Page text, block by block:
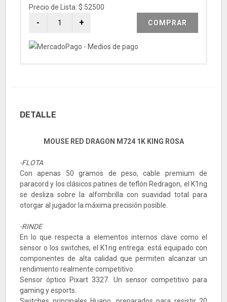
Precio de Lista: $ 52500
COMPRAR
DETALLE
MOUSE RED DRAGON M724 1K KING ROSA
-FLOTA
Con apenas 50 gramos de peso, cable premium de
paracord y los clásicos patines de teflón Redragon, el K1ng
se desliza sobre la alfombrilla con suavidad total para
otorgar al jugador la máxima precisión posible.
-RINDE
En lo que respecta a elementos internos clave como el
sensor o los switches, el K1ng entrega: está equipado con
componentes de alta calidad que permiten alcanzar un
rendimiento realmente competitivo.
Sensor óptico Pixart 3327. Un sensor competitivo para
gaming y esports.